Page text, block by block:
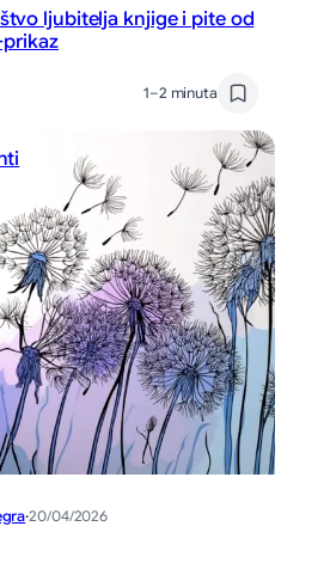
ljubitelja knjige i pite od
1–2 minuta
·20/04/2026